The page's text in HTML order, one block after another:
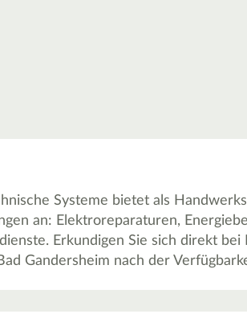
Systeme bietet als
an: Elektroreparaturen,
Erkundigen Sie sich direkt bei
Gandersheim nach der